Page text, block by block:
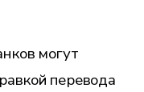
могут
перевода